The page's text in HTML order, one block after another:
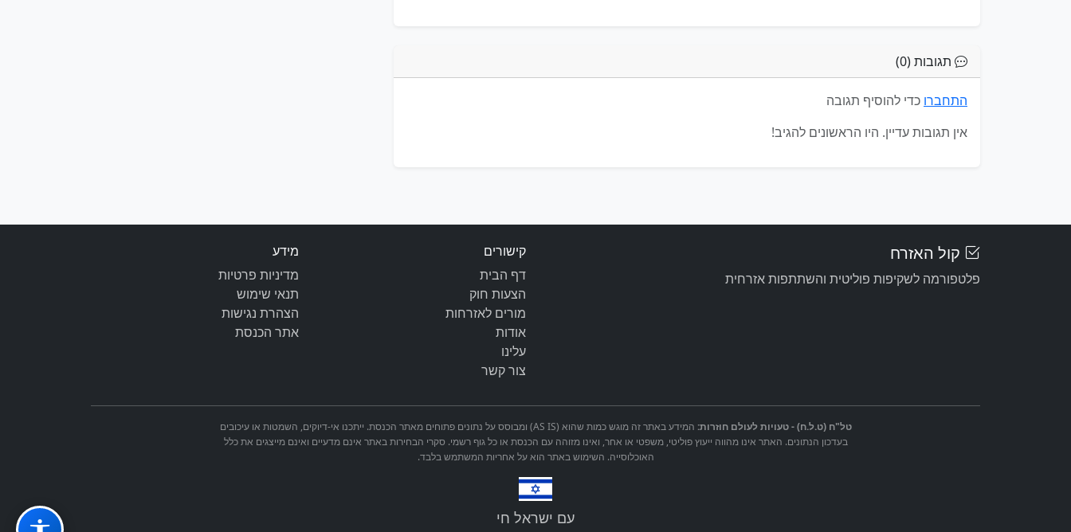
תגובות (0)
התחברו כדי להוסיף תגובה
אין תגובות עדיין. היו הראשונים להגיב!
קול האזרח
פלטפורמה לשקיפות פוליטית והשתתפות אזרחית
קישורים
דף הבית
הצעות חוק
מורים לאזרחות
אודות
עלינו
צור קשר
מידע
מדיניות פרטיות
תנאי שימוש
הצהרת נגישות
אתר הכנסת
טל"ח (ט.ל.ח) - טעויות לעולם חוזרות:
המידע באתר זה מוגש כמות שהוא (AS IS) ומבוסס על נתונים פתוחים מאתר הכנסת. ייתכנו אי-דיוקים, השמטות או עיכובים
בעדכון הנתונים. האתר אינו מהווה ייעוץ פוליטי, משפטי או אחר, ואינו מזוהה עם הכנסת או כל גוף רשמי. סקרי הבחירות באתר אינם מדעיים ואינם מייצגים את כלל
האוכלוסייה. השימוש באתר הוא על אחריות המשתמש בלבד.
עם ישראל חי